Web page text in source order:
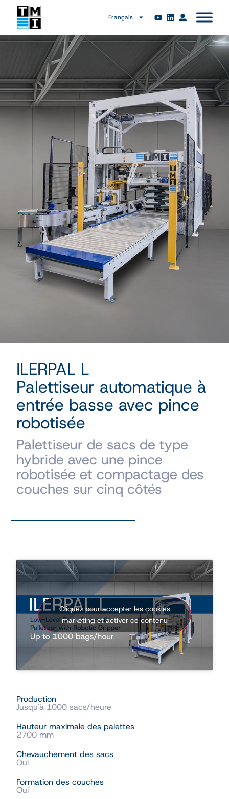
Français
ILERPAL L
Palettiseur automatique à
entrée basse avec pince
robotisée
Palettiseur de sacs de type
hybride avec une pince
robotisée et compactage des
couches sur cinq côtés
Cliquez pour accepter les cookies
marketing et activer ce contenu
Production
Jusqu'à 1000 sacs/heure
Hauteur maximale des palettes
2700 mm
Chevauchement des sacs
Oui
Formation des couches
Oui